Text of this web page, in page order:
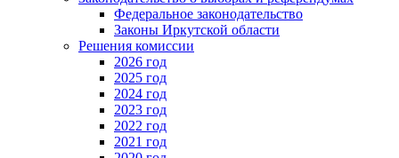
Федеральное законодательство
Законы Иркутской области
Решения комиссии
2026 год
2025 год
2024 год
2023 год
2022 год
2021 год